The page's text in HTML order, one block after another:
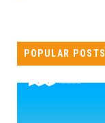
POPULAR POSTS